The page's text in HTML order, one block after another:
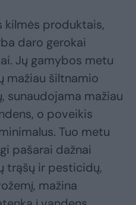
kilmės produktais,
daro gerokai
Jų gamybos metu
mažiau šiltnamio
sunaudojama mažiau
o poveikis
Tuo metu
pašarai dažnai
trąšų ir pesticidų,
mažina